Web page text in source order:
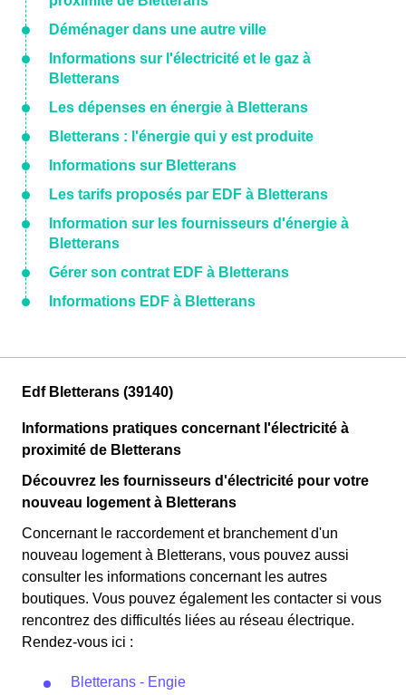
Déménager dans une autre ville
Informations sur l'électricité et le gaz à
Bletterans
Les dépenses en énergie à Bletterans
Bletterans : l'énergie qui y est produite
Informations sur Bletterans
Les tarifs proposés par EDF à Bletterans
Information sur les fournisseurs d'énergie à
Bletterans
Gérer son contrat EDF à Bletterans
Informations EDF à Bletterans
Edf Bletterans (39140)
Informations pratiques concernant l'électricité à
proximité de Bletterans
Découvrez les fournisseurs d'électricité pour votre
nouveau logement à Bletterans
Concernant le raccordement et branchement d'un
nouveau logement à Bletterans, vous pouvez aussi
consulter les informations concernant les autres
boutiques. Vous pouvez également les contacter si vous
rencontrez des difficultés liées au réseau électrique.
Rendez-vous ici :
Bletterans - Engie